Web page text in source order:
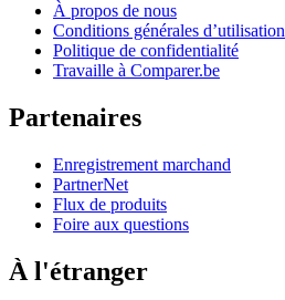
À propos de nous
Conditions générales d’utilisation
Politique de confidentialité
Travaille à Comparer.be
Partenaires
Enregistrement marchand
PartnerNet
Flux de produits
Foire aux questions
À l'étranger